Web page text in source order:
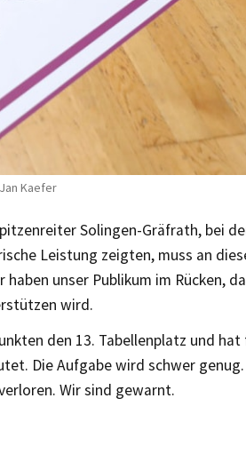
Kaefer
Solingen-Gräfrath, bei
Leistung zeigten, muss an
haben unser Publikum im Rücken,
wird.
den 13. Tabellenplatz und
Die Aufgabe wird schwer
Wir sind gewarnt.